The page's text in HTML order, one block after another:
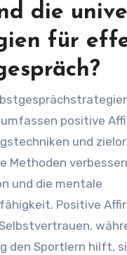
die
für
positive
und
Methoden
und die mentale
Positive
den Sportlern hilft,